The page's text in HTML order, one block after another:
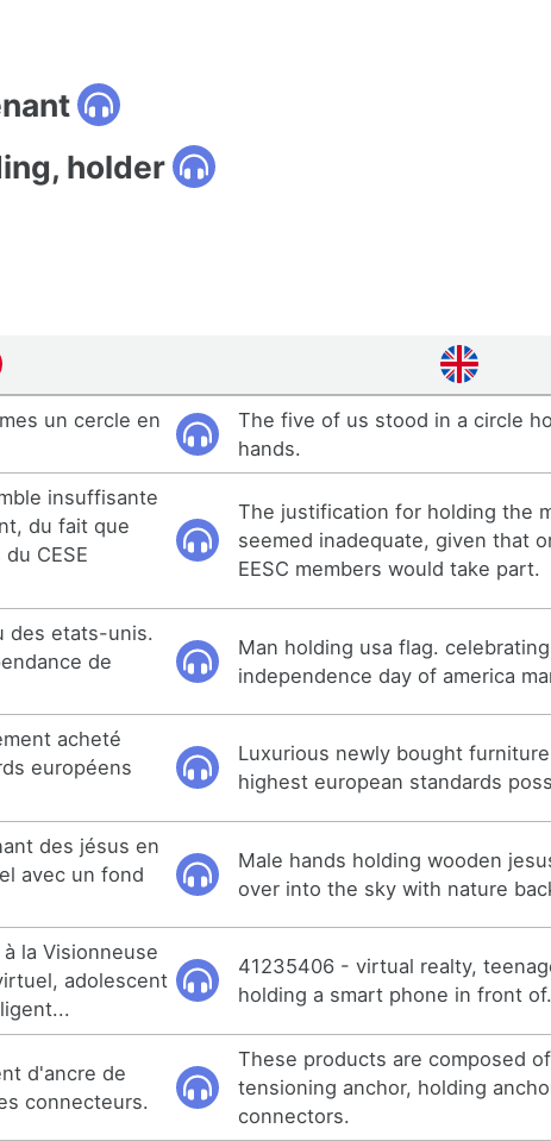
holder
un cercle en
The five of us stood in a circle
hands.
insuffisante
du fait que
CESE
The justification for holding the
seemed inadequate, given that
EESC members would take part.
des etats-unis.
de
Man holding usa flag. celebrating
independence day of america
acheté
européens
Luxurious newly bought
highest european standards
des jésus en
avec un fond
Male hands holding wooden
over into the sky with nature
la Visionneuse
adolescent
41235406 - virtual realty,
holding a smart phone in front
d'ancre de
connecteurs.
These products are composed of
tensioning anchor, holding
connectors.